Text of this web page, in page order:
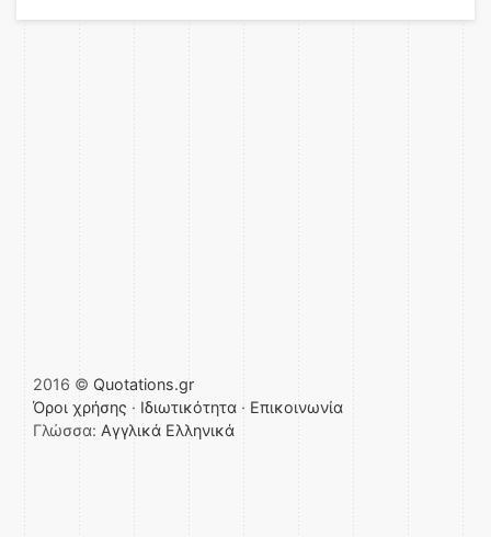
2016 © Quotations.gr
Όροι χρήσης · Ιδιωτικότητα · Επικοινωνία
Γλώσσα: Αγγλικά Ελληνικά